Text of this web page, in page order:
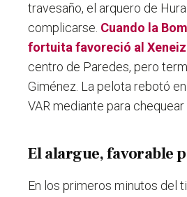
travesaño, el arquero de
complicarse. Cuando la
fortuita favoreció al
centro de Paredes, pero
Giménez. La pelota rebotó
VAR mediante para
El alargue, favorable
En los primeros minutos del